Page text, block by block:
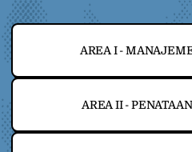
AREA I -
AREA II -